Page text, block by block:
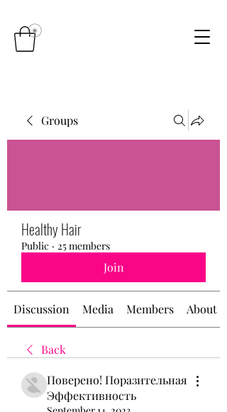
Groups
Healthy Hair
Public · 25 members
Join
Discussion Media Members About
Back
Поверено! Поразительная
Эффективность